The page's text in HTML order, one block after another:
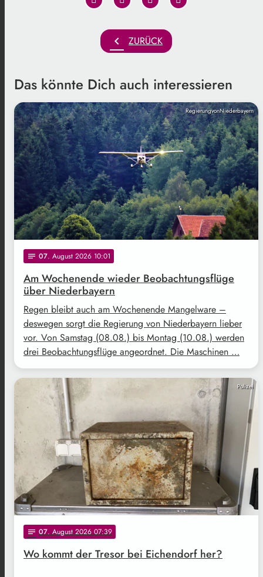
chevron_left ZURÜCK
Das könnte Dich auch interessieren
RegierungvonNiederbayern
notes 07. August 2026 10:01
Am Wochenende wieder Beobachtungsflüge
über Niederbayern
Regen bleibt auch am Wochenende Mangelware –
deswegen sorgt die Regierung von Niederbayern lieber
vor. Von Samstag (08.08.) bis Montag (10.08.) werden
drei Beobachtungsflüge angeordnet. Die Maschinen …
Polizei
notes 07. August 2026 07:39
Wo kommt der Tresor bei Eichendorf her?